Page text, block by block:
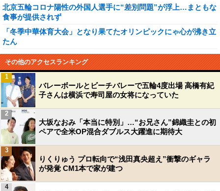
北京五輪コロナ陽性の外国人選手に“差別問題”が浮上…まともな
食事が提供されず
「冬季中華体育大会」となり果てたオリンピックにゃ心が沸き立
たん
その他のアクセスランキング
バレーボールとビーチバレーで五輪4度出場 高橋有紀
子さんは横浜で寿司屋の女将になっていた
1
大坂なおみ「本当に特別」…“お兄さん”錦織圭との初
ペアで全米OP混合ダブルス大躍進に期待大
2
りくりゅう プロ転向で“浅田真央超え”衝撃のギャラ
が発覚 CM1本で家が建つ
3
4